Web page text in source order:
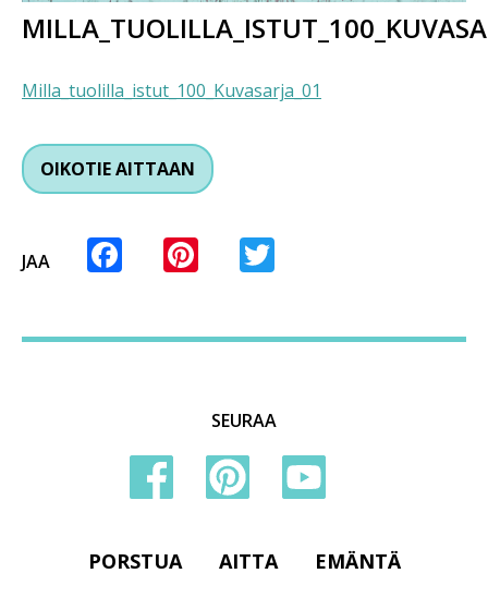
Milla_tuolilla_istut_100_Kuvasarja_01
OIKOTIE AITTAAN
JAA Facebook
Pinterest
SEURAA
PORSTUA AITTA EMÄNTÄ